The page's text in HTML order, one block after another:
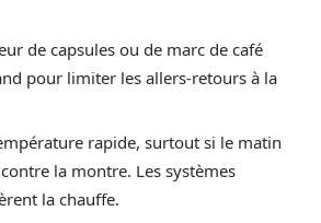
de capsules ou de marc de café
pour limiter les allers-retours à la
rapide, surtout si le matin
la montre. Les systèmes
la chauffe.